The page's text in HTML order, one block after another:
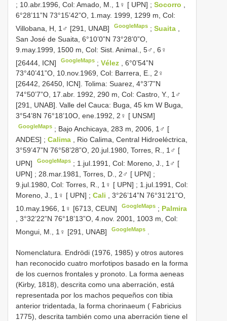
; 10.abr.1996, Col: Amado, M., 1♀ [ UPN] ; Socorro
6°28’11”N 73°15’42”O, 1.may. 1999, 1299 m, Col:
Villobana, H, 1♂ [291, UNAB]
GoogleMaps ;Suaita
San José de Suaita, 6°10’0”N 73°28’0”O,
9.may.1999, 1500 m, Col: Sist. Animal., 5♂, 6♀
[26444, ICN]
GoogleMaps ;Vélez
, 6°0’54”N
73°40’41”O, 10.nov.1969, Col: Barrera, E., 2♀
[26442, 26450, ICN]. Tolima: Suarez, 4°3’7”N
74°50’7”O, 17.abr. 1992, 290 m, Col: Castro, Y., 1♂
[291, UNAB]. Valle del Cauca: Buga, 45 km W Buga,
3°54’8N 76°18’10O, ene.1992, 2♀ [ UNSM]
GoogleMaps ; Bajo Anchicaya, 283 m, 2006, 1♂ [
ANDES] ; Calima
, Rio Calima, Central Hidroeléctrica,
3°59’47”N 76°58’28”O, 20.jul.1980, Torres, R., 1♂ [
UPN]
GoogleMaps ; 1.jul.1991, Col: Moreno, J., 1♂ [
UPN] ; 28.mar.1981, Torres, D., 2♂ [ UPN] ;
9.jul.1980, Col: Torres, R., 1♀ [ UPN] ; 1.jul.1991, Col:
Moreno, J., 1♀ [ UPN] ; Cali
, 3°26’14”N 76°31’21”O,
10.may.1966, 1♀ [6713, CEUN]
GoogleMaps ; Palmira
, 3°32’22”N 76°18’13”O, 4.nov. 2001, 1003 m, Col:
Mongui, M., 1♀ [291, UNAB]
GoogleMaps
Nomenclatura. Endrödi (1976, 1985) y otros autores
han reconocido cuatro morfotipos basado en la forma
de los cuernos frontales y pronoto. La forma aeneas
(Kirby, 1818), descrita como una aberración, está
representada por los machos pequeños con tibia
anterior tridentada, la forma chorinaeum ( Fabricius
1775), descrita también como una aberración tiene el